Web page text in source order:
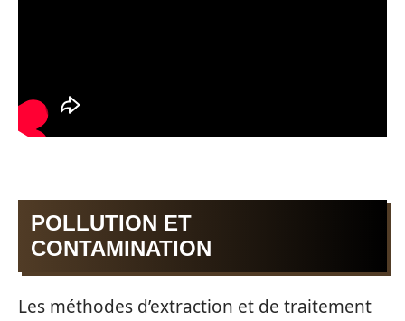
POLLUTION ET
CONTAMINATION
Les méthodes d’extraction et de traitement